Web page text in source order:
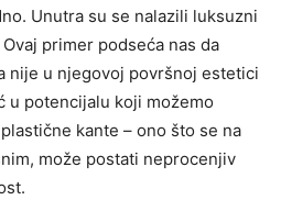
Unutra su se nalazili luksuzni
primer podseća nas da
nije u njegovoj površnoj estetici
u potencijalu koji možemo
kante – ono što se na
može postati neprocenjiv